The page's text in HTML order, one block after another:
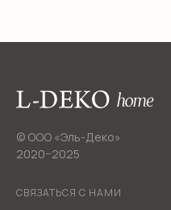
© ООО «Эль-Деко»
2020−2025
СВЯЗАТЬСЯ С НАМИ